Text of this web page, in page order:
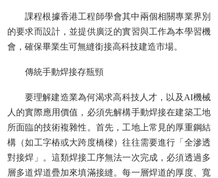
課程根據香港工程師學會其中兩個相關專業界別
的要求而設計，並提供廣泛的實習與工作為本學習機
會，確保畢業生可無縫銜接高科技建造市場。
傳統手動焊接存瓶頸
要理解建造業為何渴求高科技人才，以及AI機械
人的實際應用價值，必須先解構手動焊接在建築工地
所面臨的技術複雜性。首先，工地上常見的厚重鋼結
構（如工字樁或大跨度橋樑）往往需要進行「全滲透
對接焊」。這類焊接工序無法一次完成，必須透過多
層多道焊道疊加來填滿接縫。每一層焊道的厚度、寬